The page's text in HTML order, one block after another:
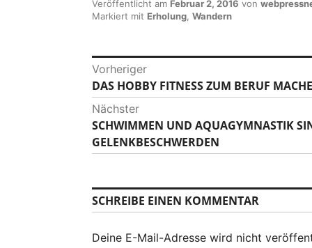
Veröffentlicht am Februar 2, 2016 von
Markiert mit Erholung Wandern
B
e
i
t
a
g
Vorheriger
V
o
r
h
e
i
g
r
DAS HOBBY FITNESS ZUM BERUF
Nächster
N
ä
s
t
r
SCHWIMMEN UND AQUAGYMNASTIK
GELENKBESCHWERDEN
SCHREIBE EINEN KOMMENTAR
Deine E-Mail-Adresse wird nicht